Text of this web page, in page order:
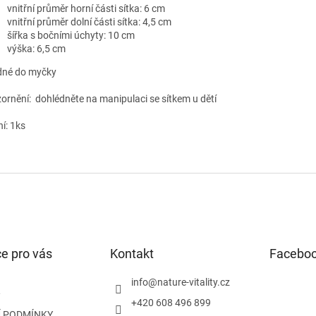
vnitřní průměr horní části sítka: 6 cm
vnitřní průměr dolní části sítka: 4,5 cm
šířka s bočními úchyty: 10 cm
výška: 6,5 cm
do myčky
dohlédněte na manipulaci se sítkem u dětí
1ks
pro vás Kontakt
info@nature-vitality.cz
+420 608 496 899